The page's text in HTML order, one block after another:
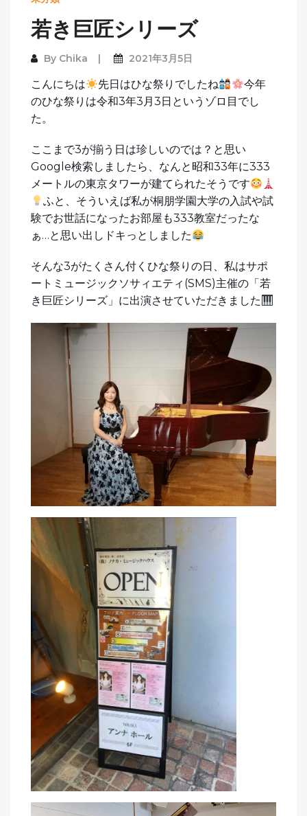
若き巨匠シリーズ
By Chika 2021年3月5日
こんにちは 先日はひな祭りでしたね
今年
のひな祭りは令和3年3月3日というゾロ目でし
た。
ここまで3が揃う日は珍しいのでは？と思い
Google検索しましたら、なんと昭和33年に333
メートルの東京タワーが建てられたそうです
ふと、そういえば私が桐朋学園大学の入試や試
験でお世話になったお部屋も333教室だったな
ぁ…と思い出しドキっとしました
そんな3がたくさん付くひな祭りの日、私はサポ
ートミュージックソサィエティ(SMS)主催の「若
き巨匠シリーズ」に出演させていただきました